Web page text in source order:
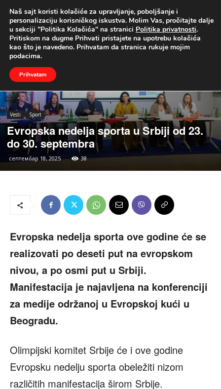
UŽIVO
Naslovna Vesti Sport
Vesti Sport
Evropska nedelja sporta u Srbiji od 23.
do 30. septembra
септембар 18, 2025 38
Evropska nedelja sporta ove godine će se
realizovati po deseti put na evropskom
nivou, a po osmi put u Srbiji.
Manifestacija je najavljena na konferenciji
za medije održanoj u Evropskoj kući u
Beogradu.
Olimpijski komitet Srbije će i ove godine
Evropsku nedelju sporta obeležiti nizom
različitih manifestacija širom Srbije.
Naš sajt koristi kolačiće za upravljanje, poboljšanje i
personalizaciju korisničkog iskustva. Molim Vas, pročitajte dalje
u sekciji "Politika Kolačića" na stranici Politika privatnosti.
Pritiskom na dugme Prihvati pristajete na upotrebu kolačića
kao što je navedeno. Prihvatam da stranica rukuje mojim
podacima.
Prihvatam